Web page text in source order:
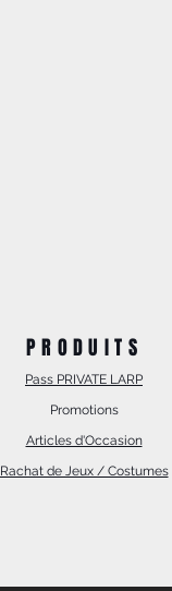
PRODUITS
Pass PRIVATE LARP
Promotions
Articles d'Occasion
Rachat de Jeux / Costumes